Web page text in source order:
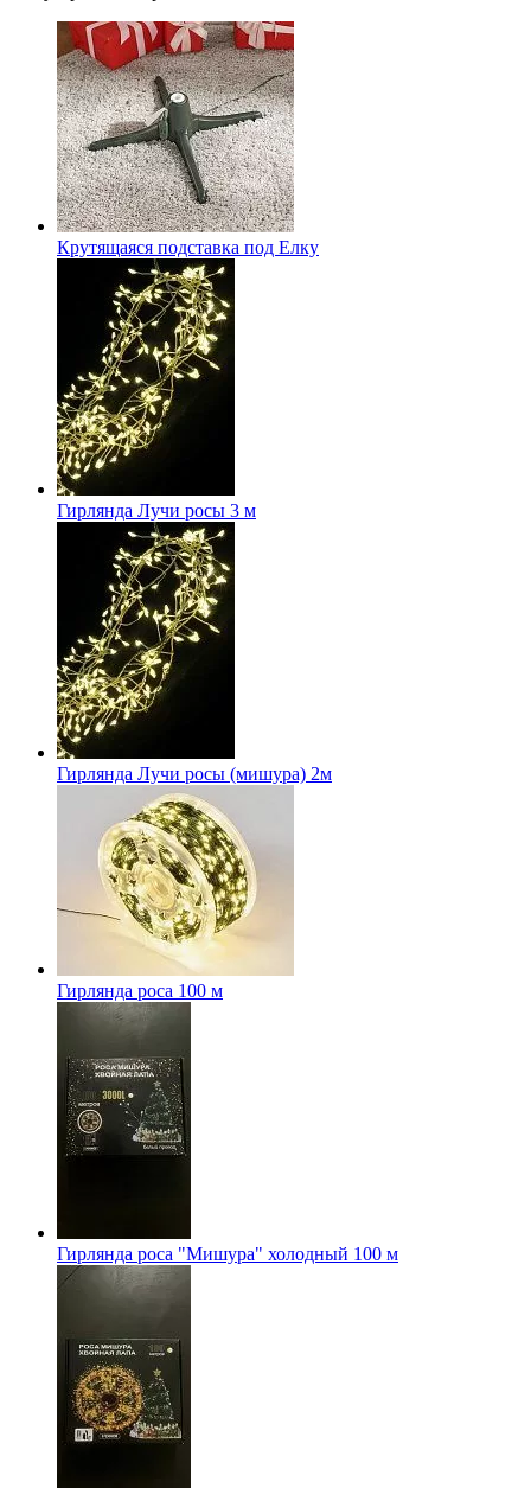
Крутящаяся подставка под Елку
Гирлянда Лучи росы 3 м
Гирлянда Лучи росы (мишура) 2м
Гирлянда роса 100 м
Гирлянда роса "Мишура" холодный 100 м